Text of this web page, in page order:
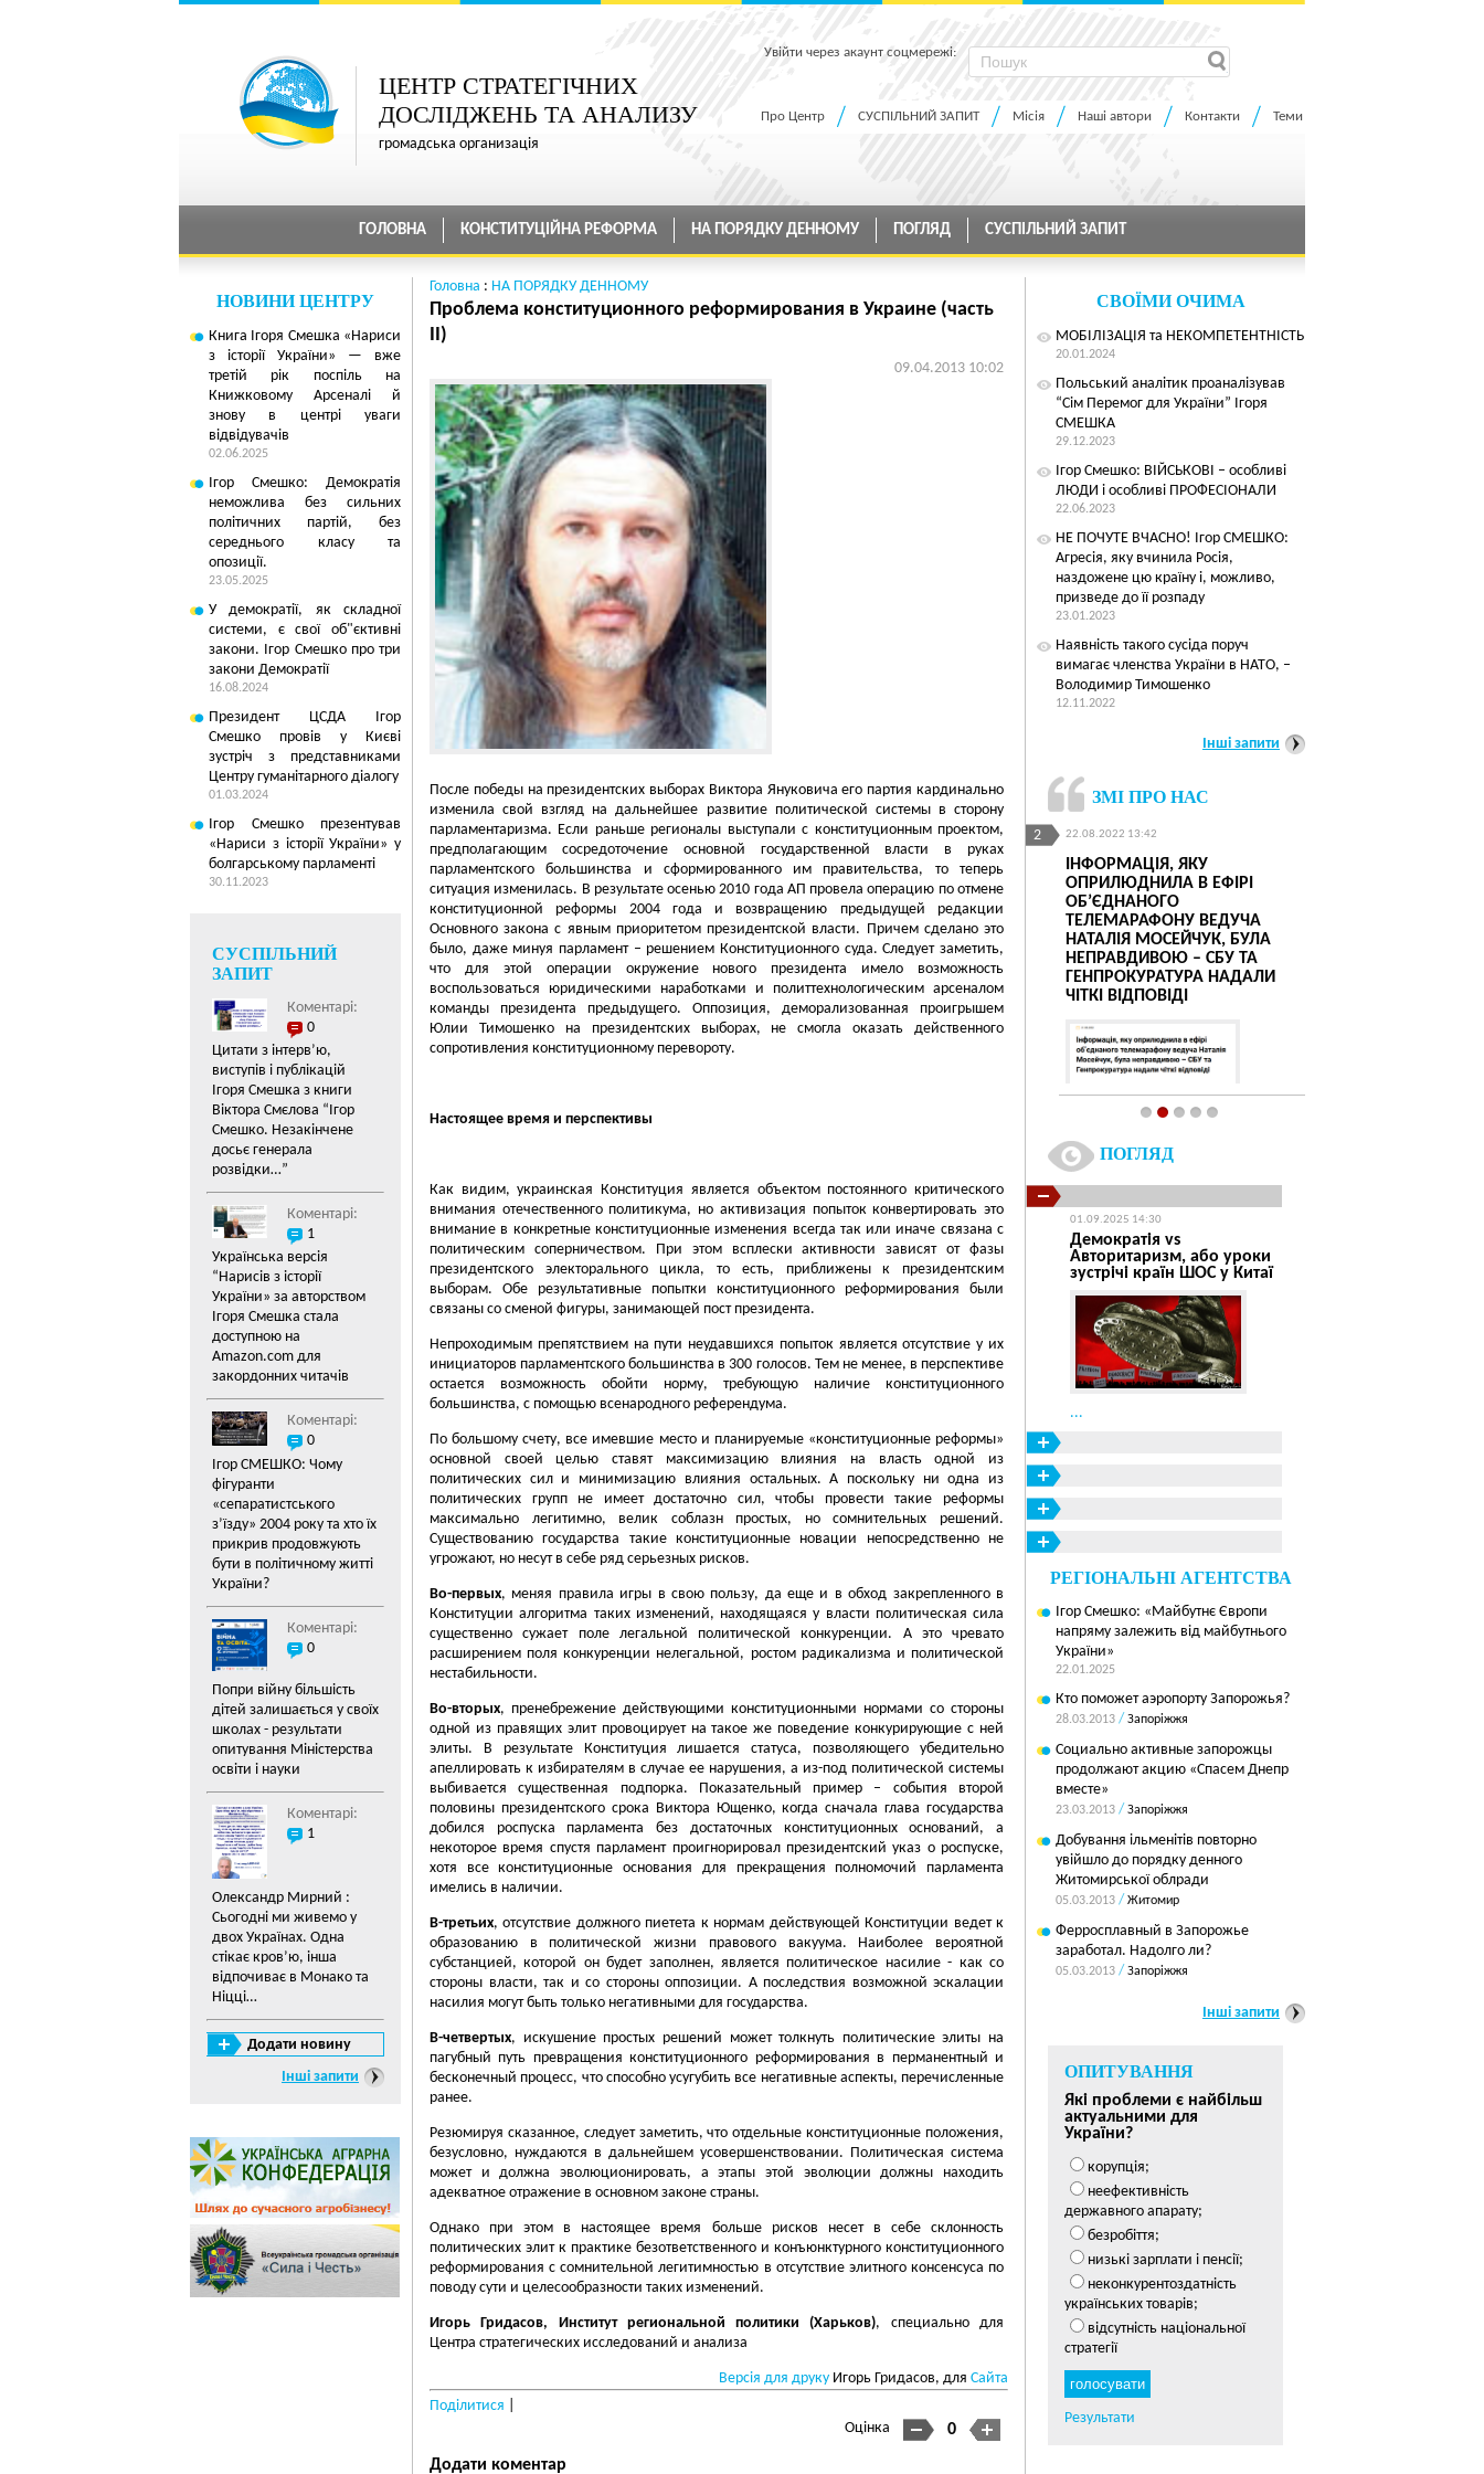
ЦЕНТР СТРАТЕГІЧНИХ
ДОСЛІДЖЕНЬ ТА АНАЛИЗУ
громадська организація
Увійти через акаунт соцмережі:
Про Центр СУСПІЛЬНИЙ ЗАПИТ Місія Наші автори Контакти Теми
ГОЛОВНА КОНСТИТУЦІЙНА РЕФОРМА НА ПОРЯДКУ ДЕННОМУ ПОГЛЯД СУСПІЛЬНИЙ ЗАПИТ
НОВИНИ ЦЕНТРУ
Книга Ігоря Смешка «Нариси
з історії України» — вже
третій рік поспіль на
Книжковому Арсеналі й
знову в центрі уваги
відвідувачів
02.06.2025
Ігор Смешко: Демократія
неможлива без сильних
політичних партій, без
середнього класу та
опозиції.
23.05.2025
У демократії, як складної
системи, є свої об"єктивні
закони. Ігор Смешко про три
закони Демократії
16.08.2024
Президент ЦСДА Ігор
Смешко провів у Києві
зустріч з представниками
Центру гуманітарного діалогу
01.03.2024
Ігор Смешко презентував
«Нариси з історії України» у
болгарському парламенті
30.11.2023
СУСПІЛЬНИЙ
ЗАПИТ
Коментарі:
0
Цитати з інтерв’ю,
виступів і публікацій
Ігоря Смешка з книги
Віктора Смєлова “Ігор
Смешко. Незакінчене
досьє генерала
розвідки…”
Коментарі:
1
Українська версія
“Нарисів з історії
України» за авторством
Ігоря Смешка стала
доступною на
Amazon.com для
закордонних читачів
Коментарі:
0
Ігор СМЕШКО: Чому
фігуранти
«cепаратистського
з’їзду» 2004 року та хто їх
прикрив продовжують
бути в політичному житті
України?
Коментарі:
0
Попри війну більшість
дітей залишається у своїх
школах - результати
опитування Міністерства
освіти і науки
Коментарі:
1
Олександр Мирний :
Сьогодні ми живемо у
двох Українах. Одна
стікає кров’ю, інша
відпочиває в Монако та
Ніцці…
Додати новину
Інші запити
Головна : НА ПОРЯДКУ ДЕННОМУ
Проблема конституционного реформирования в Украине (часть
II)
09.04.2013 10:02
После победы на президентских выборах Виктора Януковича его партия кардинально
изменила свой взгляд на дальнейшее развитие политической системы в сторону
парламентаризма. Если раньше регионалы выступали с конституционным проектом,
предполагающим сосредоточение основной государственной власти в руках
парламентского большинства и сформированного им правительства, то теперь
ситуация изменилась. В результате осенью 2010 года АП провела операцию по отмене
конституционной реформы 2004 года и возвращению предыдущей редакции
Основного закона с явным приоритетом президентской власти. Причем сделано это
было, даже минуя парламент – решением Конституционного суда. Следует заметить,
что для этой операции окружение нового президента имело возможность
воспользоваться юридическими наработками и политтехнологическим арсеналом
команды президента предыдущего. Оппозиция, деморализованная проигрышем
Юлии Тимошенко на президентских выборах, не смогла оказать действенного
сопротивления конституционному перевороту.
Настоящее время и перспективы
Как видим, украинская Конституция является объектом постоянного критического
внимания отечественного политикума, но активизация попыток конвертировать это
внимание в конкретные конституционные изменения всегда так или иначе связана с
политическим соперничеством. При этом всплески активности зависят от фазы
президентского электорального цикла, то есть, приближены к президентским
выборам. Обе результативные попытки конституционного реформирования были
связаны со сменой фигуры, занимающей пост президента.
Непроходимым препятствием на пути неудавшихся попыток является отсутствие у их
инициаторов парламентского большинства в 300 голосов. Тем не менее, в перспективе
остается возможность обойти норму, требующую наличие конституционного
большинства, с помощью всенародного референдума.
По большому счету, все имевшие место и планируемые «конституционные реформы»
основной своей целью ставят максимизацию влияния на власть одной из
политических сил и минимизацию влияния остальных. А поскольку ни одна из
политических групп не имеет достаточно сил, чтобы провести такие реформы
максимально легитимно, велик соблазн простых, но сомнительных решений.
Существованию государства такие конституционные новации непосредственно не
угрожают, но несут в себе ряд серьезных рисков.
Во-первых, меняя правила игры в свою пользу, да еще и в обход закрепленного в
Конституции алгоритма таких изменений, находящаяся у власти политическая сила
существенно сужает поле легальной политической конкуренции. А это чревато
расширением поля конкуренции нелегальной, ростом радикализма и политической
нестабильности.
Во-вторых, пренебрежение действующими конституционными нормами со стороны
одной из правящих элит провоцирует на такое же поведение конкурирующие с ней
элиты. В результате Конституция лишается статуса, позволяющего убедительно
апеллировать к избирателям в случае ее нарушения, а из-под политической системы
выбивается существенная подпорка. Показательный пример – события второй
половины президентского срока Виктора Ющенко, когда сначала глава государства
добился роспуска парламента без достаточных конституционных оснований, а
некоторое время спустя парламент проигнорировал президентский указ о роспуске,
хотя все конституционные основания для прекращения полномочий парламента
имелись в наличии.
В-третьих, отсутствие должного пиетета к нормам действующей Конституции ведет к
образованию в политической жизни правового вакуума. Наиболее вероятной
субстанцией, которой он будет заполнен, является политическое насилие - как со
стороны власти, так и со стороны оппозиции. А последствия возможной эскалации
насилия могут быть только негативными для государства.
В-четвертых, искушение простых решений может толкнуть политические элиты на
пагубный путь превращения конституционного реформирования в перманентный и
бесконечный процесс, что способно усугубить все негативные аспекты, перечисленные
ранее.
Резюмируя сказанное, следует заметить, что отдельные конституционные положения,
безусловно, нуждаются в дальнейшем усовершенствовании. Политическая система
может и должна эволюционировать, а этапы этой эволюции должны находить
адекватное отражение в основном законе страны.
Однако при этом в настоящее время больше рисков несет в себе склонность
политических элит к практике безответственного и конъюнктурного конституционного
реформирования с сомнительной легитимностью в отсутствие элитного консенсуса по
поводу сути и целесообразности таких изменений.
Игорь Гридасов, Институт региональной политики (Харьков), специально для
Центра стратегических исследований и анализа
Версія для друку Игорь Гридасов, для Сайта
Поділитися
Оцінка
0
Додати коментар
СВОЇМИ ОЧИМА
МОБІЛІЗАЦІЯ та НЕКОМПЕТЕНТНІСТЬ
20.01.2024
Польський аналітик проаналізував
“Сім Перемог для України” Ігоря
СМЕШКА
29.12.2023
Ігор Смешко: ВІЙСЬКОВІ – особливі
ЛЮДИ і особливі ПРОФЕСІОНАЛИ
22.06.2023
НЕ ПОЧУТЕ ВЧАСНО! Ігор СМЕШКО:
Агресія, яку вчинила Росія,
наздожене цю країну і, можливо,
призведе до її розпаду
23.01.2023
Наявність такого сусіда поруч
вимагає членства України в НАТО, –
Володимир Тимошенко
12.11.2022
Інші запити
ЗМІ ПРО НАС
5 30.01.2013 01:01
МОЛЧАНИЕ СПЕЦСЛУЖБ ПО
«ДЕЛУ РАЗВОЗЖАЕВА»
РАЗРУШАЕТ ВЕРУ УКРАИНЦЕВ
В ГОСУДАРСТВО
Развожаева» разрушает веру
1 20.01.2024 10:20
ІГОР СМЕШКО ЗНОВУ ОБУРИВ
РОСІЙСЬКИХ
ПРОПАГАНДИСТІВ ПРАВДОЮ
ПРО ІСТОРІЮ УКРАЇНИ, АБО
ЯК ЗОМБУЮТЬ РОСІЯН
2 22.08.2022 13:42
ІНФОРМАЦІЯ, ЯКУ
ОПРИЛЮДНИЛА В ЕФІРІ
ОБ’ЄДНАНОГО
ТЕЛЕМАРАФОНУ ВЕДУЧА
НАТАЛІЯ МОСЕЙЧУК, БУЛА
НЕПРАВДИВОЮ – СБУ ТА
ГЕНПРОКУРАТУРА НАДАЛИ
ЧІТКІ ВІДПОВІДІ
...
ПОГЛЯД
01.09.2025 14:30
Демократія vs
Авторитаризм, або уроки
зустрічі країн ШОС у Китаї
...
РЕГІОНАЛЬНІ АГЕНТСТВА
Ігор Смешко: «Майбутнє Європи
напряму залежить від майбутнього
України»
22.01.2025
Кто поможет аэропорту Запорожья?
28.03.2013 / Запоріжжя
Социально активные запорожцы
продолжают акцию «Спасем Днепр
вместе»
23.03.2013 / Запоріжжя
Добування ільменітів повторно
увійшло до порядку денного
Житомирської облради
05.03.2013 / Житомир
Ферросплавный в Запорожье
заработал. Надолго ли?
05.03.2013 / Запоріжжя
Інші запити
ОПИТУВАННЯ
Які проблеми є найбільш
актуальними для
України?
корупція;
неефективність
державного апарату;
безробіття;
низькі зарплати і пенсії;
неконкурентоздатність
українських товарів;
відсутність національної
стратегії
Результати